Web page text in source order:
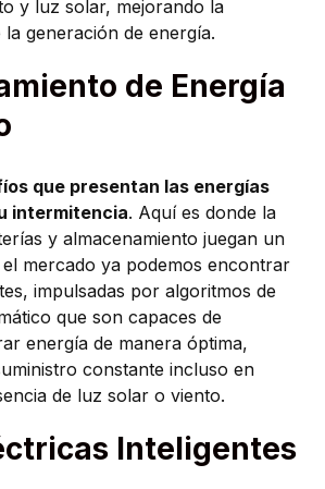
y luz solar, mejorando la
generación de energía.
de Energía
que presentan las energías
intermitencia. Aquí es donde la
y almacenamiento juegan un
mercado ya podemos encontrar
impulsadas por algoritmos de
que son capaces de
energía de manera óptima,
constante incluso en
de luz solar o viento.
Inteligentes